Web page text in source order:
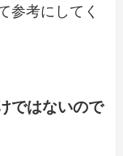
参考にしてく
ではないので